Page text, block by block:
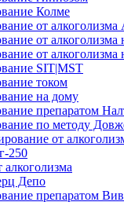
Колме
от алкоголизма
от алкоголизма
от алкоголизма
SIT|MST
током
на дому
препаратом
по методу
от
250
алкоголизма
Депо
препаратом